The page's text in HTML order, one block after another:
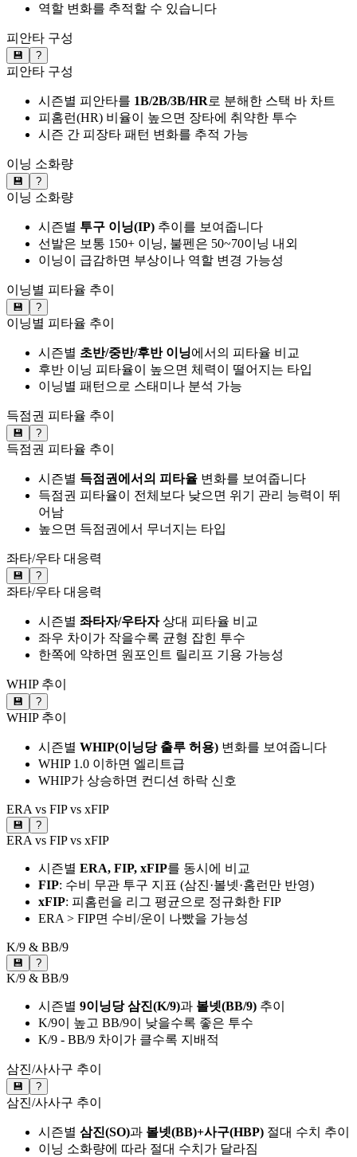
역할 변화를 추적할 수 있습니다
피안타 구성
💾 ?
피안타 구성
시즌별 피안타를 1B/2B/3B/HR로 분해한 스택 바 차트
피홈런(HR) 비율이 높으면 장타에 취약한 투수
시즌 간 피장타 패턴 변화를 추적 가능
이닝 소화량
💾 ?
이닝 소화량
시즌별 투구 이닝(IP) 추이를 보여줍니다
선발은 보통 150+ 이닝, 불펜은 50~70이닝 내외
이닝이 급감하면 부상이나 역할 변경 가능성
이닝별 피타율 추이
💾 ?
이닝별 피타율 추이
시즌별 초반/중반/후반 이닝에서의 피타율 비교
후반 이닝 피타율이 높으면 체력이 떨어지는 타입
이닝별 패턴으로 스태미나 분석 가능
득점권 피타율 추이
💾 ?
득점권 피타율 추이
시즌별 득점권에서의 피타율 변화를 보여줍니다
득점권 피타율이 전체보다 낮으면 위기 관리 능력이 뛰
어남
높으면 득점권에서 무너지는 타입
좌타/우타 대응력
💾 ?
좌타/우타 대응력
시즌별 좌타자/우타자상대 피타율 비교
좌우 차이가 작을수록 균형 잡힌 투수
한쪽에 약하면 원포인트 릴리프 기용 가능성
WHIP 추이
💾 ?
WHIP 추이
시즌별 WHIP(이닝당 출루 허용) 변화를 보여줍니다
WHIP 1.0 이하면 엘리트급
WHIP가 상승하면 컨디션 하락 신호
ERA vs FIP vs xFIP
💾 ?
ERA vs FIP vs xFIP
시즌별 ERA, FIP, xFIP를 동시에 비교
FIP: 수비 무관 투구 지표 (삼진·볼넷·홈런만 반영)
xFIP: 피홈런을 리그 평균으로 정규화한 FIP
ERA > FIP면 수비/운이 나빴을 가능성
K/9 & BB/9
💾 ?
K/9 & BB/9
시즌별 9이닝당 삼진(K/9)과 볼넷(BB/9) 추이
K/9이 높고 BB/9이 낮을수록 좋은 투수
K/9 - BB/9 차이가 클수록 지배적
삼진/사사구 추이
💾 ?
삼진/사사구 추이
시즌별 삼진(SO)과 볼넷(BB)+사구(HBP) 절대 수치 추이
이닝 소화량에 따라 절대 수치가 달라짐